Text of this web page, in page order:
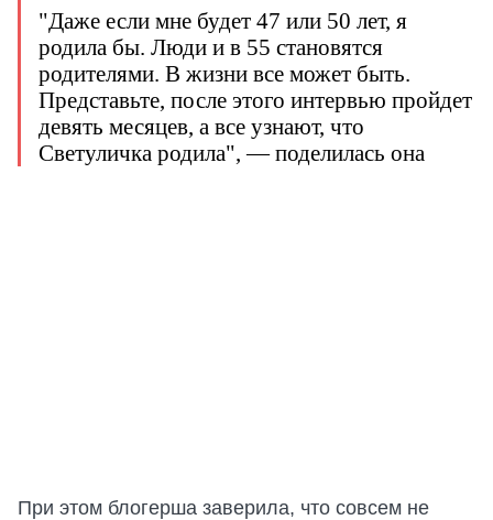
"Даже если мне будет 47 или 50 лет, я
родила бы. Люди и в 55 становятся
родителями. В жизни все может быть.
Представьте, после этого интервью пройдет
девять месяцев, а все узнают, что
Светуличка родила", — поделилась она
При этом блогерша заверила, что совсем не